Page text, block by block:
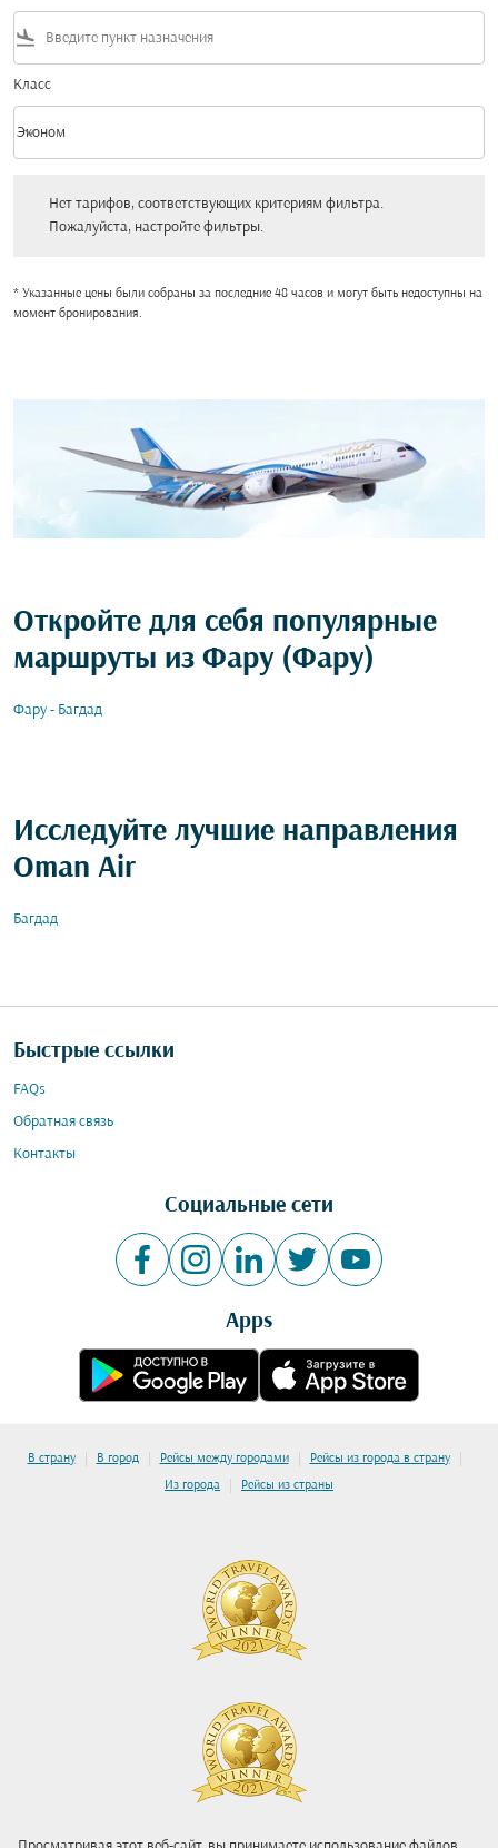
flight_land
Класс
Класс option Эконом Selected
Эконом
keyboard_arrow_down
Нет тарифов, соответствующих критериям фильтра.
Пожалуйста, настройте фильтры.
* Указанные цены были собраны за последние 48 часов и могут быть недоступны на
момент бронирования.
Откройте для себя популярные
маршруты из Фару (Фару)
Фару - Багдад
Исследуйте лучшие направления
Oman Air
Багдад
Быстрые ссылки
FAQs
Обратная связь
Контакты
Социальные сети
Apps
В страну | В город | Рейсы между городами | Рейсы из города в страну |
Из города | Рейсы из страны